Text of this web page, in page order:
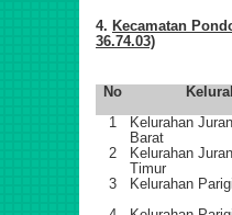
4. Kecamatan
36.74.03)
No
1
Kelurahan
Barat
2
Kelurahan
Timur
3
Kelurahan Parigi